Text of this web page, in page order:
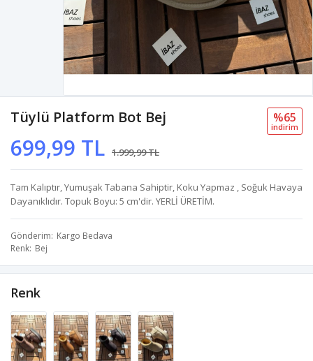
Tüylü Platform Bot Bej
699,99 TL 1.999,99 TL
%65
i̇ndi̇ri̇m
Tam Kalıptır, Yumuşak Tabana Sahiptir, Koku Yapmaz , Soğuk Havaya
Dayanıklıdır. Topuk Boyu: 5 cm'dir. YERLİ ÜRETİM.
Gönderim Kargo Bedava
Renk Bej
Renk